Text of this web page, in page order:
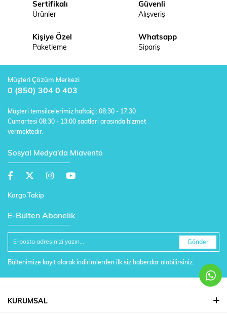
Sertifikalı
Ürünler
Güvenli
Alışveriş
Kişiye Özel
Paketleme
Whatsapp
Sipariş
Müşteri Çözüm Merkezi
0 (850) 304 0 403
Müşteri temsilcelerimiz haftaiçi: 08:30 - 17:30
Cumartesi 08:30 - 13:00 saatleri arasında hizmet
vermektedir.
Sosyal Medya'da Miavento
Kargo Takip
E-Bülten Abonelik
Gönder
Bültenimize kayıt olarak indirimlerden ilk siz haberdar olabilirsiniz.
KURUMSAL